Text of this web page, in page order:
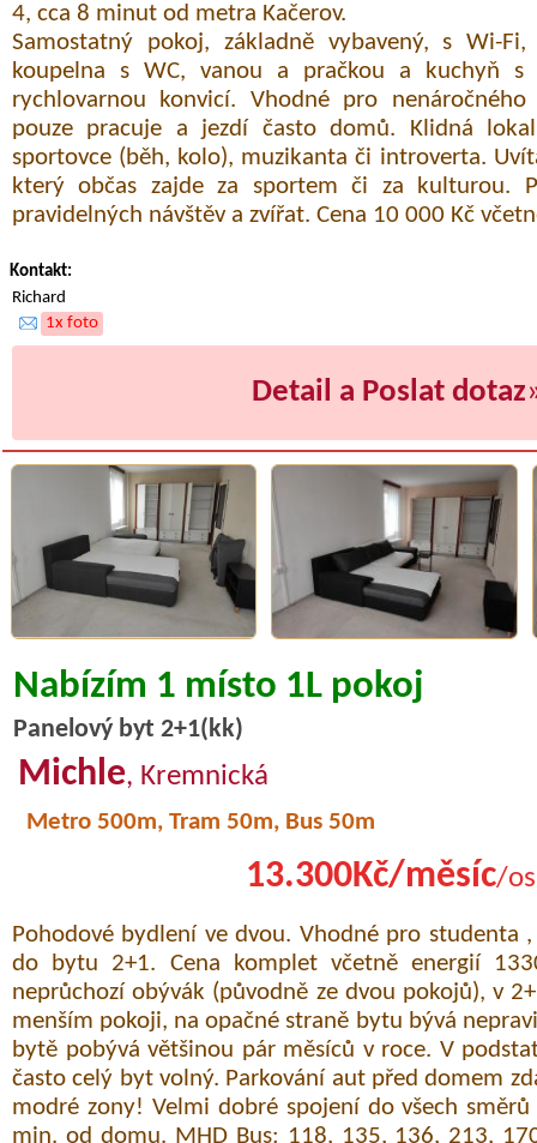
4, cca 8 minut od metra Kačerov.
Samostatný pokoj, základně vybavený, s Wi-Fi,
koupelna s WC, vanou a pračkou a kuchyň s
rychlovarnou konvicí. Vhodné pro
pouze pracuje a jezdí často domů. Klidná
sportovce (běh, kolo), muzikanta či introverta.
který občas zajde za sportem či za kulturou.
pravidelných návštěv a zvířat. Cena 10 000 Kč
Kontakt:
Richard
1x foto
Detail a Poslat dotaz
Nabízím 1 místo 1L pokoj
Panelový byt 2+1(kk)
Michle, Kremnická
Metro 500m, Tram 50m, Bus 50m
13.300Kč/měsíc/
Pohodové bydlení ve dvou. Vhodné pro studenta
do bytu 2+1. Cena komplet včetně energií
neprůchozí obývák (původně ze dvou pokojů), v
menším pokoji, na opačné straně bytu bývá
bytě pobývá většinou pár měsíců v roce. V
často celý byt volný. Parkování aut před domem
modré zony! Velmi dobré spojení do všech
min. od domu. MHD Bus: 118, 135, 136, 213,